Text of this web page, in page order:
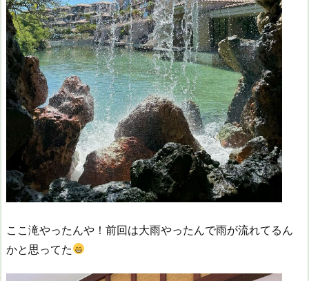
ここ滝やったんや！前回は大雨やったんで雨が流れてるん
かと思ってた